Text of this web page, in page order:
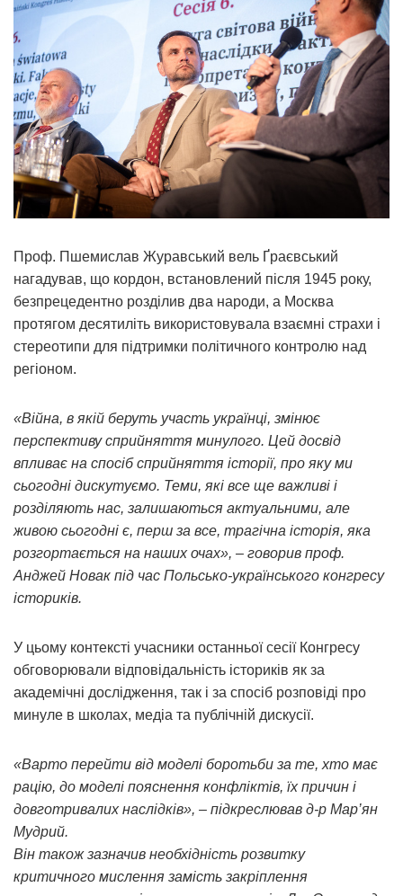
Проф. Пшемислав Журавський вель Ґраєвський
нагадував, що кордон, встановлений після 1945 року,
безпрецедентно розділив два народи, а Москва
протягом десятиліть використовувала взаємні страхи і
стереотипи для підтримки політичного контролю над
регіоном.
«Війна, в якій беруть участь українці, змінює
перспективу сприйняття минулого. Цей досвід
впливає на спосіб сприйняття історії, про яку ми
сьогодні дискутуємо. Теми, які все ще важливі і
розділяють нас, залишаються актуальними, але
живою сьогодні є, перш за все, трагічна історія, яка
розгортається на наших очах», – говорив проф.
Анджей Новак під час Польсько-українського конгресу
істориків.
У цьому контексті учасники останньої сесії Конгресу
обговорювали відповідальність істориків як за
академічні дослідження, так і за спосіб розповіді про
минуле в школах, медіа та публічній дискусії.
«Варто перейти від моделі боротьби за те, хто має
рацію, до моделі пояснення конфліктів, їх причин і
довготривалих наслідків», – підкреслював д-р Мар’ян
Мудрий.
Він також зазначив необхідність розвитку
критичного мислення замість закріплення